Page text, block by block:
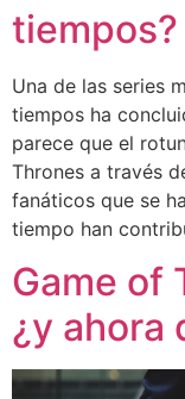
tiempos?
Una de las series
tiempos ha
parece que el
Thrones a través
fanáticos que se
tiempo han
Game of
¿y ahora